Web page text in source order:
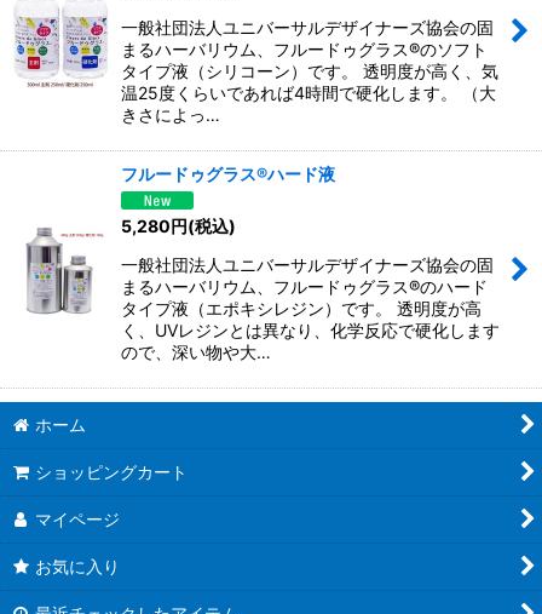
並び順:
絞り込む
一般社団法人ユニバーサルデザイナーズ協会の固
まるハーバリウム、フルードゥグラス®のソフト
タイプ液（シリコーン）です。 透明度が高く、気
温25度くらいであれば4時間で硬化します。 （大
きさによっ…
フルードゥグラス®ハード液
5,280円(税込)
一般社団法人ユニバーサルデザイナーズ協会の固
まるハーバリウム、フルードゥグラス®のハード
タイプ液（エポキシレジン）です。 透明度が高
く、UVレジンとは異なり、化学反応で硬化します
ので、深い物や大…
ホーム
ショッピングカート
マイページ
お気に入り